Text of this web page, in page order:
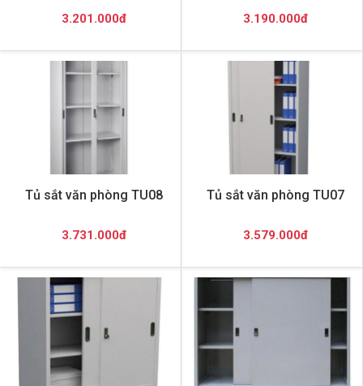
3.201.000đ 3.190.000đ
Tủ sắt văn phòng TU08
3.731.000đ
Tủ sắt văn phòng TU07
3.579.000đ